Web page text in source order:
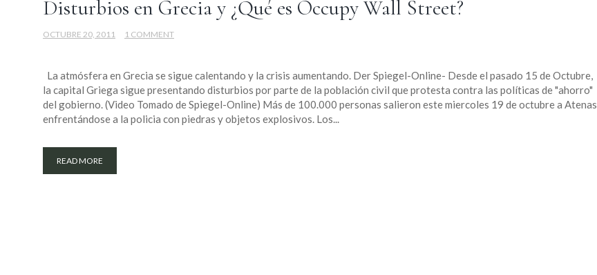
Disturbios en Grecia y ¿Qué es Occupy Wall Street?
OCTUBRE 20, 2011 1 COMMENT
La atmósfera en Grecia se sigue calentando y la crisis aumentando. Der Spiegel-Online- Desde el pasado 15 de Octubre,
la capital Griega sigue presentando disturbios por parte de la población civil que protesta contra las políticas de "ahorro"
del gobierno. (Video Tomado de Spiegel-Online) Más de 100.000 personas salieron este miercoles 19 de octubre a Atenas
enfrentándose a la policia con piedras y objetos explosivos. Los...
READ MORE